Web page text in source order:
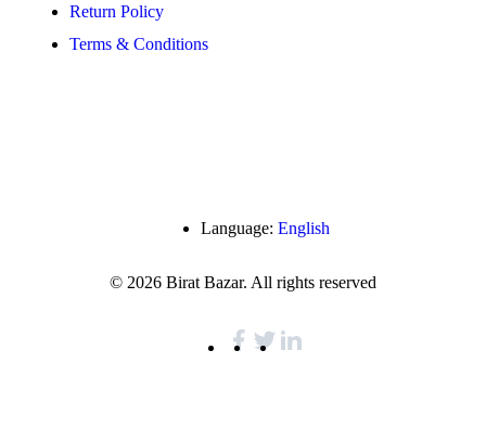
Return Policy
Terms & Conditions
Language: English
© 2026 Birat Bazar. All rights reserved